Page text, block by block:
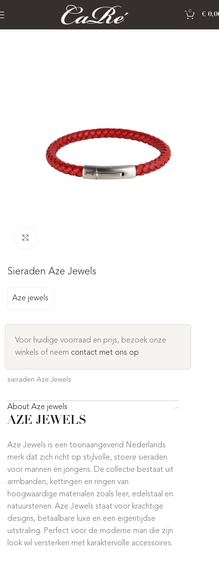
0
€
Sieraden Aze Jewels
Sieraden Aze Jewels
Aze jewels
Voor huidige voorraad en prijs, bezoek onze
winkels of neem contact met ons op
sieraden Aze Jewels
About Aze jewels
AZE JEWELS
Aze Jewels is een toonaangevend Nederlands
merk dat zich richt op stijlvolle, stoere sieraden
voor mannen en jongens. De collectie bestaat uit
armbanden, kettingen en ringen van
hoogwaardige materialen zoals leer, edelstaal en
natuurstenen. Aze Jewels staat voor krachtige
designs, betaalbare luxe en een eigentijdse
uitstraling. Perfect voor de moderne man die zijn
look wil versterken met karaktervolle accessoires.